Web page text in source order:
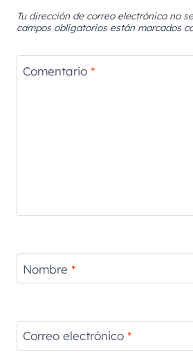
Tu dirección de correo electrónico no
campos obligatorios están marcados
Comentario *
Nombre *
Correo electrónico *